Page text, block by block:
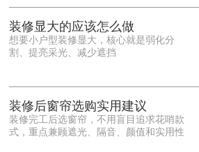
保耐用，抗风化、耐腐蚀，使用
装修显大的应该怎么做
想要小户型装修显大，核心就是弱化分
割、提亮采光、减少遮挡
装修后窗帘选购实用建议
装修完工后选窗帘，不用盲目追求花哨款
式，重点兼顾遮光、隔音、颜值和实用性